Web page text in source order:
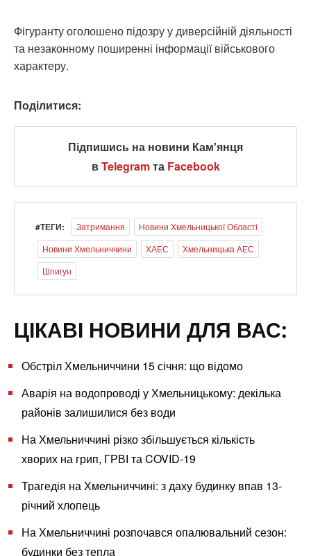
Фігуранту оголошено підозру у диверсійній діяльності
та незаконному поширенні інформації військового
характеру.
Поділитися:
Підпишись на новини Кам'янця
вTelegramта Facebook
#ТЕГИ: Затримання
Новини Хмельницької Області
Новини Хмельниччини
ХАЕС
Хмельницька АЕС
Шпигун
ЦІКАВІ НОВИНИ ДЛЯ ВАС:
Обстріл Хмельниччини 15 січня: що відомо
Аварія на водопроводі у Хмельницькому: декілька
районів залишилися без води
На Хмельниччині різко збільшується кількість
хворих на грип, ГРВІ та COVID-19
Трагедія на Хмельниччині: з даху будинку впав 13-
річний хлопець
На Хмельниччині розпочався опалювальний сезон:
будинки без тепла